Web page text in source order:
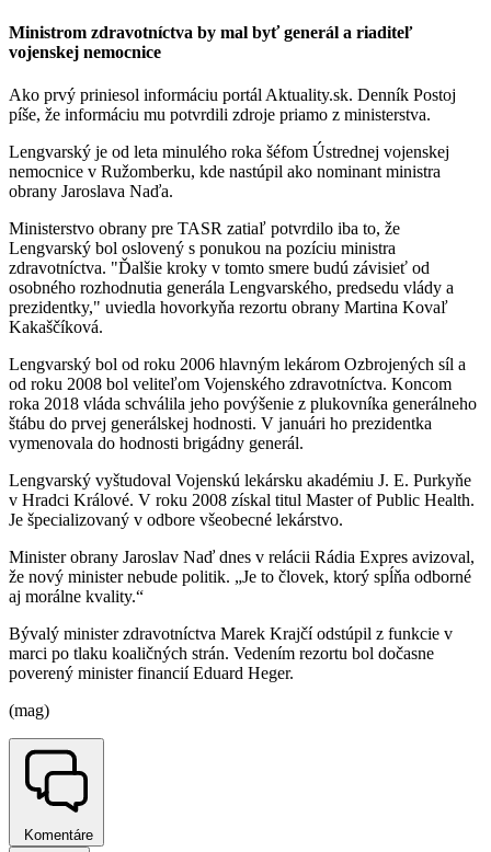
Ministrom zdravotníctva by mal byť generál a riaditeľ
vojenskej nemocnice
Ako prvý priniesol informáciu portál Aktuality.sk. Denník Postoj
píše, že informáciu mu potvrdili zdroje priamo z ministerstva.
Lengvarský je od leta minulého roka šéfom Ústrednej vojenskej
nemocnice v Ružomberku, kde nastúpil ako nominant ministra
obrany Jaroslava Naďa.
Ministerstvo obrany pre TASR zatiaľ potvrdilo iba to, že
Lengvarský bol oslovený s ponukou na pozíciu ministra
zdravotníctva. "Ďalšie kroky v tomto smere budú závisieť od
osobného rozhodnutia generála Lengvarského, predsedu vlády a
prezidentky," uviedla hovorkyňa rezortu obrany Martina Kovaľ
Kakaščíková.
Lengvarský bol od roku 2006 hlavným lekárom Ozbrojených síl a
od roku 2008 bol veliteľom Vojenského zdravotníctva. Koncom
roka 2018 vláda schválila jeho povýšenie z plukovníka generálneho
štábu do prvej generálskej hodnosti. V januári ho prezidentka
vymenovala do hodnosti brigádny generál.
Lengvarský vyštudoval Vojenskú lekársku akadémiu J. E. Purkyňe
v Hradci Králové. V roku 2008 získal titul Master of Public Health.
Je špecializovaný v odbore všeobecné lekárstvo.
Minister obrany Jaroslav Naď dnes v relácii Rádia Expres avizoval,
že nový minister nebude politik. „Je to človek, ktorý spĺňa odborné
aj morálne kvality.“
Bývalý minister zdravotníctva Marek Krajčí odstúpil z funkcie v
marci po tlaku koaličných strán. Vedením rezortu bol dočasne
poverený minister financií Eduard Heger.
(mag)
Komentáre